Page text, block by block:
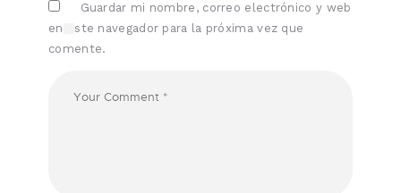
Guardar mi nombre, correo electrónico y web
en este navegador para la próxima vez que
comente.